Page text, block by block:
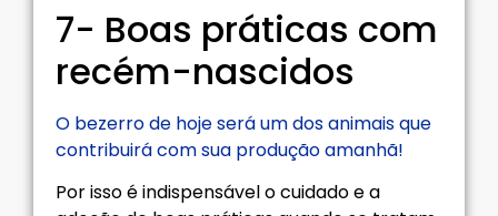
7- Boas práticas com
recém-nascidos
O bezerro de hoje será um dos animais que
contribuirá com sua produção amanhã!
Por isso é indispensável o cuidado e a